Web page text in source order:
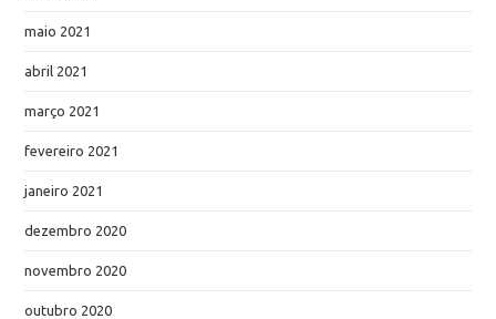
maio 2021
abril 2021
março 2021
fevereiro 2021
janeiro 2021
dezembro 2020
novembro 2020
outubro 2020